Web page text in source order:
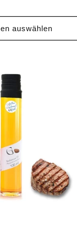
auswählen